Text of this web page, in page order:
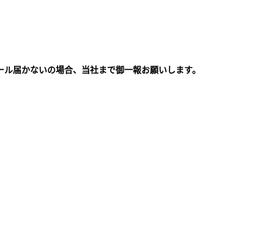
届かないの場合、当社まで御一報お願いします。